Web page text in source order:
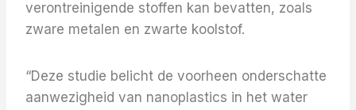
verontreinigende stoffen kan bevatten, zoals
zware metalen en zwarte koolstof.
“Deze studie belicht de voorheen onderschatte
aanwezigheid van nanoplastics in het water